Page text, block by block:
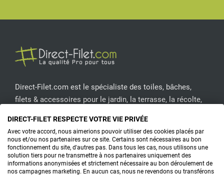
Direct-Filet.com est le spécialiste des toiles, bâches,
filets & accessoires pour le jardin, la terrasse, la récolte,
CONTACTEZ-NOUS
DIRECT-FILET RESPECTE VOTRE VIE PRIVÉE
Avec votre accord, nous aimerions pouvoir utiliser des cookies placés par
nous et/ou nos partenaires sur ce site. Certains sont nécessaires au bon
fonctionnement du site, d'autres pas. Dans tous les cas, nous utilisons une
solution tiers pour ne transmettre à nos partenaires uniquement des
informations anonymisées et strictement nécessaire au bon déroulement de
nos campagnes marketing. En aucun cas, nous ne revendons ou transférons